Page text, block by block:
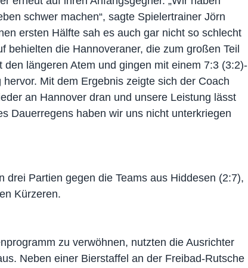
schwer machen“, sagte Spielertrainer Jörn
ersten Hälfte sah es auch gar nicht so schlecht
behielten die Hannoveraner, die zum großen Teil
längeren Atem und gingen mit einem 7:3 (3:2)-
Mit dem Ergebnis zeigte sich der Coach
an Hannover dran und unsere Leistung lässt
Dauerregens haben wir uns nicht unterkriegen
drei Partien gegen die Teams aus Hiddesen (2:7),
Kürzeren.
zu verwöhnen, nutzten die Ausrichter
Neben einer Bierstaffel an der Freibad-Rutsche